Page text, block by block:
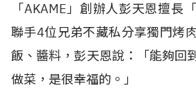
「AKAME」創辦人彭天恩擅長
聯手4位兄弟不藏私分享獨門烤
飯、醬料，彭天恩說：「能夠回
做菜，是很幸福的。」